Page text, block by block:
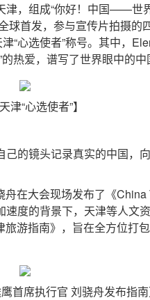
，组成“你好！中国——世
球首发，参与宣传片拍摄
“心选使者”称号。其中，
热爱，谱写了世界眼中的中
津“心选使者”】
镜头记录真实的中国，
大会现场发布了《China
度的背景下，天津等人文
游指南》，旨在全方位打
首席执行官 刘骁舟发布指南